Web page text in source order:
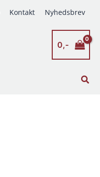
Kontakt Nyhedsbrev
0,-
Søg